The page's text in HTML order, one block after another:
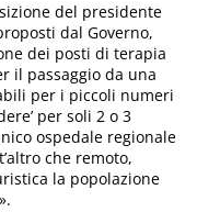
del presidente
dal Governo,
dei posti di terapia
il passaggio da una
per i piccoli numeri
per soli 2 o 3
ospedale regionale
che remoto,
la popolazione